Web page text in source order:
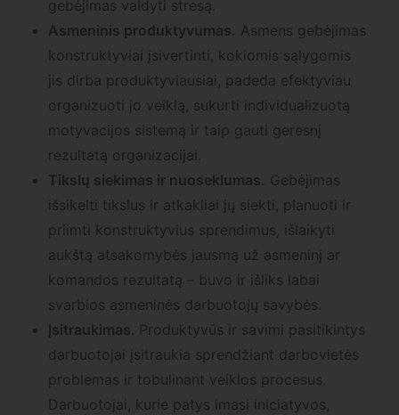
gebėjimas valdyti stresą.
Asmeninis produktyvumas. Asmens gebėjimas
konstruktyviai įsivertinti, kokiomis sąlygomis
jis dirba produktyviausiai, padeda efektyviau
organizuoti jo veiklą, sukurti individualizuotą
motyvacijos sistemą ir taip gauti geresnį
rezultatą organizacijai.
Tikslų siekimas ir nuoseklumas. Gebėjimas
išsikelti tikslus ir atkakliai jų siekti, planuoti ir
priimti konstruktyvius sprendimus, išlaikyti
aukštą atsakomybės jausmą už asmeninį ar
komandos rezultatą – buvo ir išliks labai
svarbios asmeninės darbuotojų savybės.
Įsitraukimas. Produktyvūs ir savimi pasitikintys
darbuotojai įsitraukia sprendžiant darbovietės
problemas ir tobulinant veiklos procesus.
Darbuotojai, kurie patys imasi iniciatyvos,